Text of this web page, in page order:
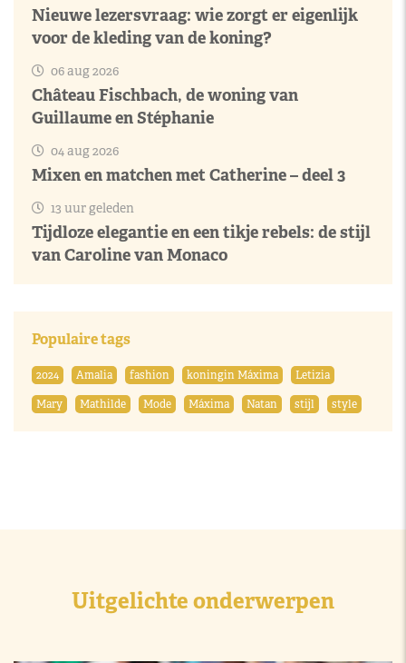
Nieuwe lezersvraag: wie zorgt er eigenlijk
voor de kleding van de koning?
06 aug 2026
Château Fischbach, de woning van
Guillaume en Stéphanie
04 aug 2026
Mixen en matchen met Catherine – deel 3
13 uur geleden
Tijdloze elegantie en een tikje rebels: de stijl
van Caroline van Monaco
Populaire tags
2024 Amalia fashion koningin Máxima
Letizia
Mary
Mathilde Mode Máxima Natan stijl style
Uitgelichte onderwerpen